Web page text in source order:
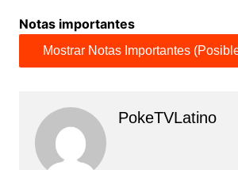
Notas importantes
PokeTVLatino